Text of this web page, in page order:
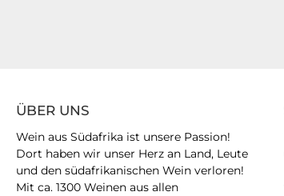
ÜBER UNS
Wein aus Südafrika ist unsere Passion!
Dort haben wir unser Herz an Land, Leute
und den südafrikanischen Wein verloren!
Mit ca. 1300 Weinen aus allen